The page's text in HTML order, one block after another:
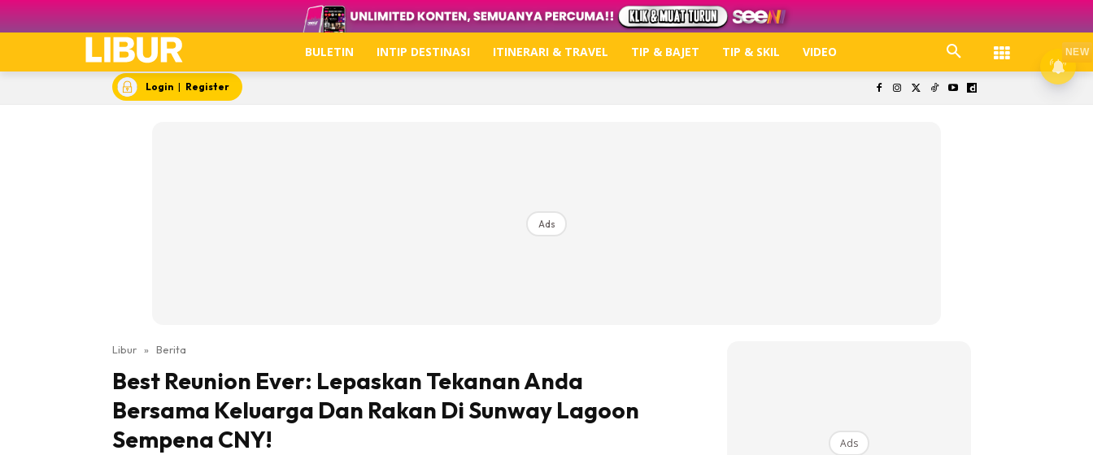
Video
Sentiasa up to date tentang tempat healing dan relax dengan LIBUR.
BULETIN INTIP DESTINASI ITINERARI & TRAVEL TIP & BAJET TIP & SKIL VIDEO
Login | Register
Ads
Libur » Berita
Best Reunion Ever: Lepaskan Tekanan Anda
Bersama Keluarga Dan Rakan Di Sunway Lagoon
Sempena CNY!
Ads
NEW